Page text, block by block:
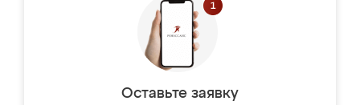
Оставьте заявку